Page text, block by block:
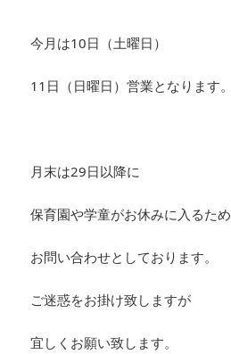
今月は10日（土曜日）
11日（日曜日）営業となります。
月末は29日以降に
保育園や学童がお休みに入るため
お問い合わせとしております。
ご迷惑をお掛け致しますが
宜しくお願い致します。